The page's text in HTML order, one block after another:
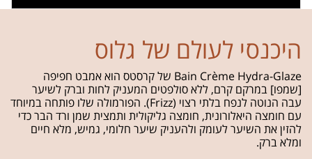
היכנסי לעולם של גלוס
Bain Crème Hydra-Glaze של קרסטס הוא אמבט חפיפה
[שמפו] במרקם קרם, ללא סולפטים המעניק לחות וברק לשיער
עבה הנוטה לנפח בלתי רצוי (Frizz). הפורמולה שלו פותחה במיוחד
עם חומצה היאלורונית, חומצה גליקולית ותמצית שמן ורד הבר כדי
להזין את השיער לעומק ולהעניק שיער חלומי, גמיש, מלא חיים
ומלא ברק.